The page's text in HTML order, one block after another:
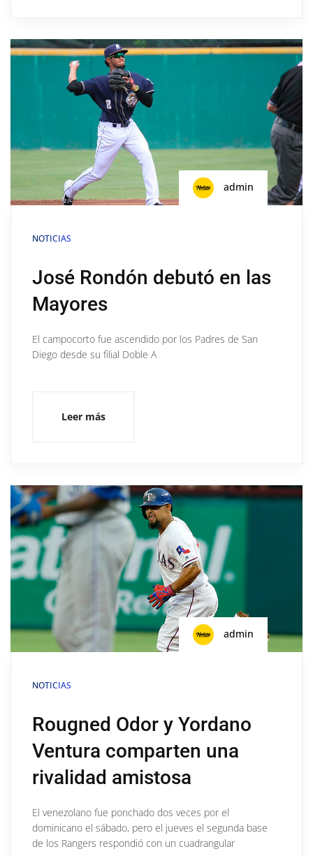
admin
NOTICIAS
José Rondón debutó en las
Mayores
El campocorto fue ascendido por los Padres de San
Diego desde su filial Doble A
Leer más
admin
NOTICIAS
Rougned Odor y Yordano
Ventura comparten una
rivalidad amistosa
El venezolano fue ponchado dos veces por el
dominicano el sábado, pero el jueves el segunda base
de los Rangers respondió con un cuadrangular